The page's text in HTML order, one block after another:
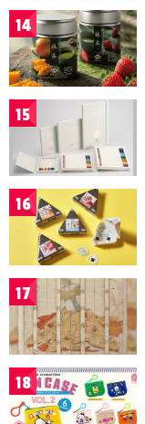
14
15
16
17
18